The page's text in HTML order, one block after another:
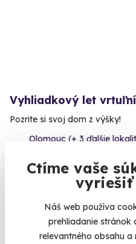
Ctíme vaše
vyriešiť
Náš web používa
prehliadanie stránok
relevantného obsahu
Vyhliadkový let
Pozrite si svoj dom z výšky!
Olomouc (+ 3 ďalšie
169 €
Zážitok v ČR